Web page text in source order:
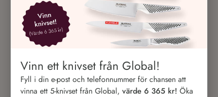
Recension Skriv en recension
Agnes 1 år ago
Värd att köpa igen.
Provade detta i helgen. väldigt gott och smakrikt. blir
Vinn ett knivset från Global!
Fyll i din e-post och telefonnummer för chansen att
vinna ett 5-knivset från Global,värde 6 365 kr! Öka